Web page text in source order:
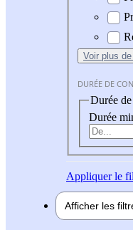
Voir plus
DURÉE DE
Durée
Durée
Appliquerle
Afficher les